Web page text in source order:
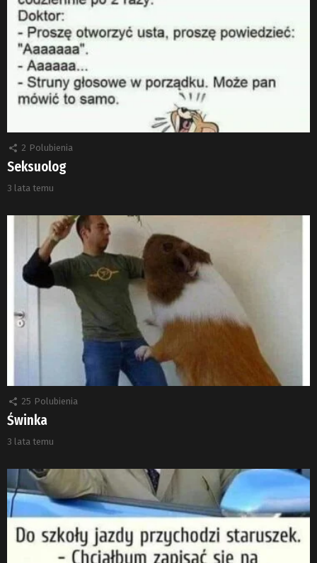
2 Polubienia
Seksuolog
3 lata temu
25 Polubienia
Świnka
3 lata temu